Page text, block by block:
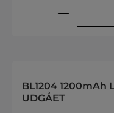
BL1204
UDGÅET